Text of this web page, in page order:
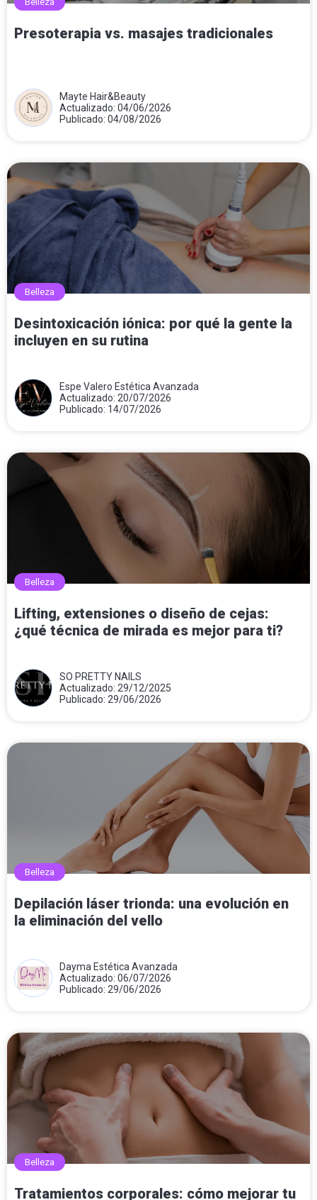
Presoterapia vs. masajes tradicionales
Mayte Hair&Beauty
Actualizado: 04/06/2026
Publicado: 04/08/2026
Belleza
Desintoxicación iónica: por qué la gente la
incluyen en su rutina
Espe Valero Estética Avanzada
Actualizado: 20/07/2026
Publicado: 14/07/2026
Belleza
Lifting, extensiones o diseño de cejas:
¿qué técnica de mirada es mejor para ti?
SO PRETTY NAILS
Actualizado: 29/12/2025
Publicado: 29/06/2026
Belleza
Depilación láser trionda: una evolución en
la eliminación del vello
Dayma Estética Avanzada
Actualizado: 06/07/2026
Publicado: 29/06/2026
Belleza
Tratamientos corporales: cómo mejorar tu